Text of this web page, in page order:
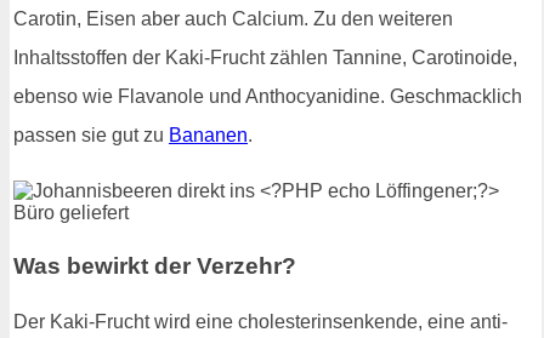
Carotin, Eisen aber auch Calcium. Zu den weiteren
Inhaltsstoffen der Kaki-Frucht zählen Tannine, Carotinoide,
ebenso wie Flavanole und Anthocyanidine. Geschmacklich
passen sie gut zu Bananen.
Was bewirkt der Verzehr?
Der Kaki-Frucht wird eine cholesterinsenkende, eine anti-